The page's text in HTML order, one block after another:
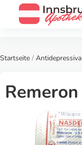
Startseite / Antidepressiva
Remeron